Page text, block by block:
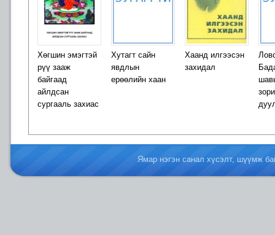
Хөгшин эмэгтэй
рүү зааж
байгаад
айлдсан
сургааль захиас
Хутагт сайн
явдлын
ерөөлийн хаан
Хаанд илгээсэн
захидал
Ямар нэгэн санал хүсэлт, шүүмж